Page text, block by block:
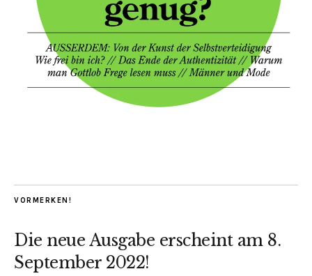
VORMERKEN!
Die neue Ausgabe erscheint am 8.
September 2022!